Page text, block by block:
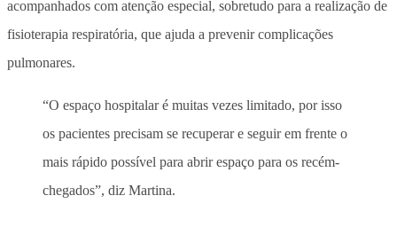
acompanhados com atenção especial, sobretudo para a realização de
fisioterapia respiratória, que ajuda a prevenir complicações
pulmonares.
“O espaço hospitalar é muitas vezes limitado, por isso
os pacientes precisam se recuperar e seguir em frente o
mais rápido possível para abrir espaço para os recém-
chegados”, diz Martina.